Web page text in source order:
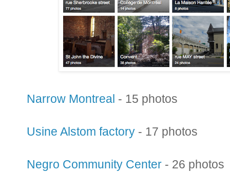
Narrow Montreal - 15 photos
Usine Alstom factory - 17 photos
Negro Community Center - 26 photos